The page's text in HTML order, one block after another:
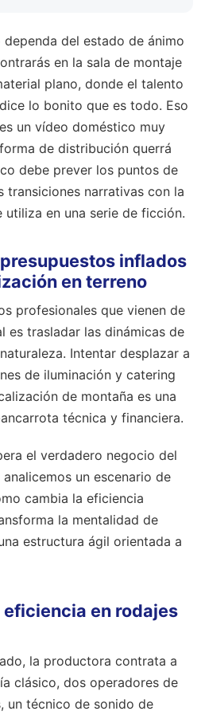
del estado de ánimo
en la sala de montaje
plano, donde el talento
lo bonito que es todo. Eso
un vídeo doméstico muy
de distribución querrá
debe prever los puntos de
transiciones narrativas con la
utiliza en una serie de ficción.
inflados
en terreno
profesionales que vienen de
es trasladar las dinámicas de
Intentar desplazar a
de iluminación y catering
de montaña es una
técnica y financiera.
el verdadero negocio del
un escenario de
cambia la eficiencia
la mentalidad de
estructura ágil orientada a
en rodajes
la productora contrata a
clásico, dos operadores de
un técnico de sonido de